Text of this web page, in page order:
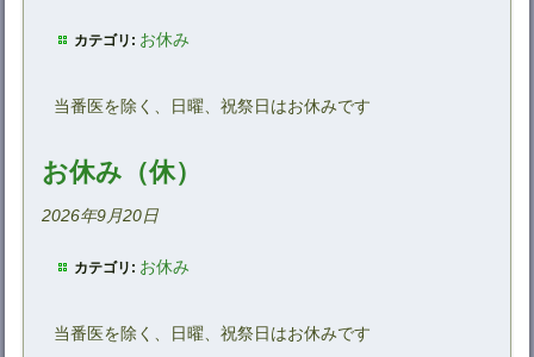
カテゴリ: お休み
当番医を除く、日曜、祝祭日はお休みです
お休み（休）
2026年9月20日
カテゴリ: お休み
当番医を除く、日曜、祝祭日はお休みです